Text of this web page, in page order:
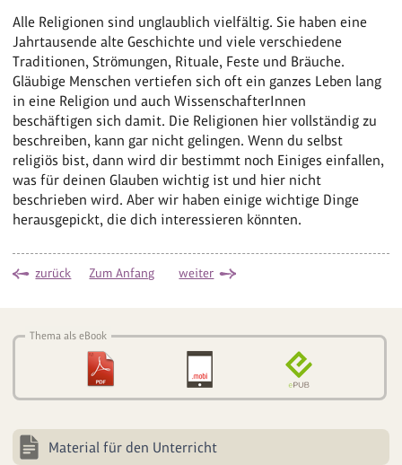
Alle Religionen sind unglaublich vielfältig. Sie haben eine
Jahrtausende alte Geschichte und viele verschiedene
Traditionen, Strömungen, Rituale, Feste und Bräuche.
Gläubige Menschen vertiefen sich oft ein ganzes Leben lang
in eine Religion und auch WissenschafterInnen
beschäftigen sich damit. Die Religionen hier vollständig zu
beschreiben, kann gar nicht gelingen. Wenn du selbst
religiös bist, dann wird dir bestimmt noch Einiges einfallen,
was für deinen Glauben wichtig ist und hier nicht
beschrieben wird. Aber wir haben einige wichtige Dinge
herausgepickt, die dich interessieren könnten.
zurück Zum Anfang weiter
Thema als eBook
Material für den Unterricht